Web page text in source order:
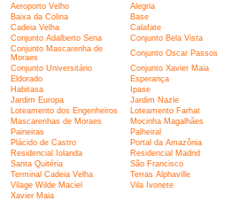
Aeroporto Velho Alegria
Baixa da Colina Base
Cadeia Velha Calafate
Conjunto Adalberto Sena Conjunto Bela Vista
Conjunto Mascarenha de
Moraes
Conjunto Oscar Passos
Conjunto Universitário Conjunto Xavier Maia
Eldorado Esperança
Habitasa Ipase
Jardim Europa Jardim Nazle
Loteamento dos Engenheiros Loteamento Farhat
Mascarenhas de Moraes Mocinha Magalhães
Paineiras Palheiral
Plácido de Castro Portal da Amazônia
Residencial Iolanda Residencial Madrid
Santa Quitéria São Francisco
Terminal Cadeia Velha Terras Alphaville
Vilage Wilde Maciel Vila Ivonete
Xavier Maia